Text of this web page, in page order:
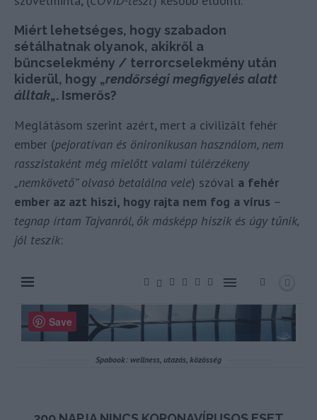
Miért lehetséges, hogy szabadon
sétálhatnak olyanok, akikről a
bűncselekmény / terrorcselekmény után
kiderül, hogy „rendőrségi megfigyelés alatt
álltak„. Ismerős?
Meglátásom szerint azért, mert a civilizált fehér
ember (pejoratívan és önironikusan használom, nem
rasszistaként még mielőtt valami túlérzékeny
„nemkövető” olvasó betalálna vele) szóval a fehér
ember az azt hiszi, hogy rajta nem fog a vírus –
tegnap írtam Tajvanról, ők másképp hiszik és úgy tűnik,
jól teszik: